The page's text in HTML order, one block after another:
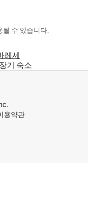
될 수 있습니다.
레세
장기 숙소
용약관